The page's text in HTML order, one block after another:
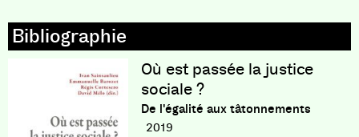
Où est passée la justice
sociale ?
De l'égalité aux tâtonnements
2019